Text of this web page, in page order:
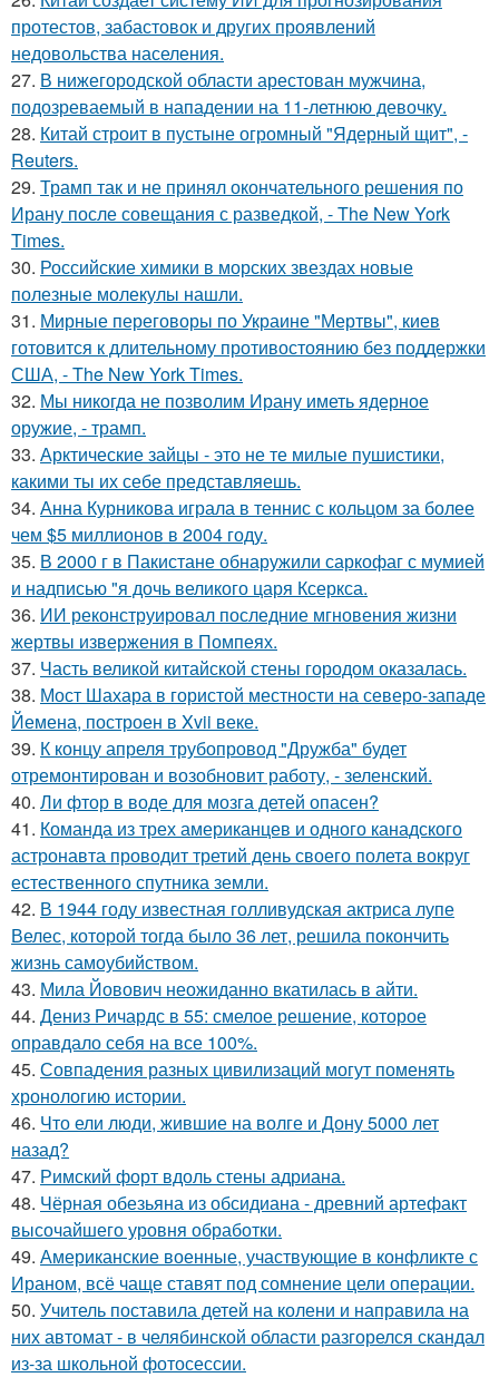
протестов, забастовок и других проявлений
недовольства населения.
27. В нижегородской области арестован мужчина,
подозреваемый в нападении на 11-летнюю девочку.
28. Китай строит в пустыне огромный "Ядерный щит", -
Reuters.
29. Трамп так и не принял окончательного решения по
Ирану после совещания с разведкой, - The New York
Times.
30. Российские химики в морских звездах новые
полезные молекулы нашли.
31. Мирные переговоры по Украине "Мертвы", киев
готовится к длительному противостоянию без поддержки
США, - The New York Times.
32. Мы никогда не позволим Ирану иметь ядерное
оружие, - трамп.
33. Арктические зайцы - это не те милые пушистики,
какими ты их себе представляешь.
34. Анна Курникова играла в теннис с кольцом за более
чем $5 миллионов в 2004 году.
35. В 2000 г в Пакистане обнаружили саркофаг с мумией
и надписью "я дочь великого царя Ксеркса.
36. ИИ реконструировал последние мгновения жизни
жертвы извержения в Помпеях.
37. Часть великой китайской стены городом оказалась.
38. Мост Шахара в гористой местности на северо-западе
Йемена, построен в Xvii веке.
39. К концу апреля трубопровод "Дружба" будет
отремонтирован и возобновит работу, - зеленский.
40. Ли фтор в воде для мозга детей опасен?
41. Команда из трех американцев и одного канадского
астронавта проводит третий день своего полета вокруг
естественного спутника земли.
42. В 1944 году известная голливудская актриса лупе
Велес, которой тогда было 36 лет, решила покончить
жизнь самоубийством.
43. Мила Йовович неожиданно вкатилась в айти.
44. Дениз Ричардс в 55: смелое решение, которое
оправдало себя на все 100%.
45. Совпадения разных цивилизаций могут поменять
хронологию истории.
46. Что ели люди, жившие на волге и Дону 5000 лет
назад?
47. Римский форт вдоль стены адриана.
48. Чёрная обезьяна из обсидиана - древний артефакт
высочайшего уровня обработки.
49. Американские военные, участвующие в конфликте с
Ираном, всё чаще ставят под сомнение цели операции.
50. Учитель поставила детей на колени и направила на
них автомат - в челябинской области разгорелся скандал
из-за школьной фотосессии.